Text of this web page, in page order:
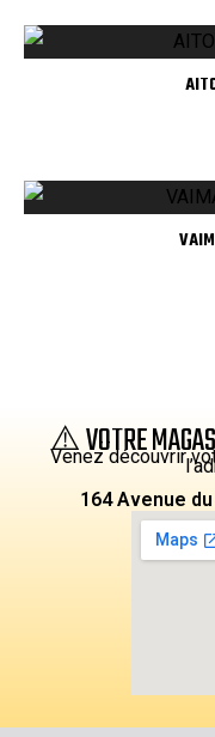
⚠️ VOTRE
Venez découvrir
164 Avenue